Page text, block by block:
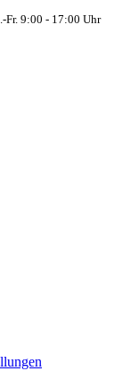
Fr. 9:00 - 17:00 Uhr